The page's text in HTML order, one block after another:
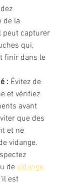
de la
peut capturer
qui,
finir dans le
: Évitez de
et vérifiez
avant
que des
et ne
vidange.
de vidange
est